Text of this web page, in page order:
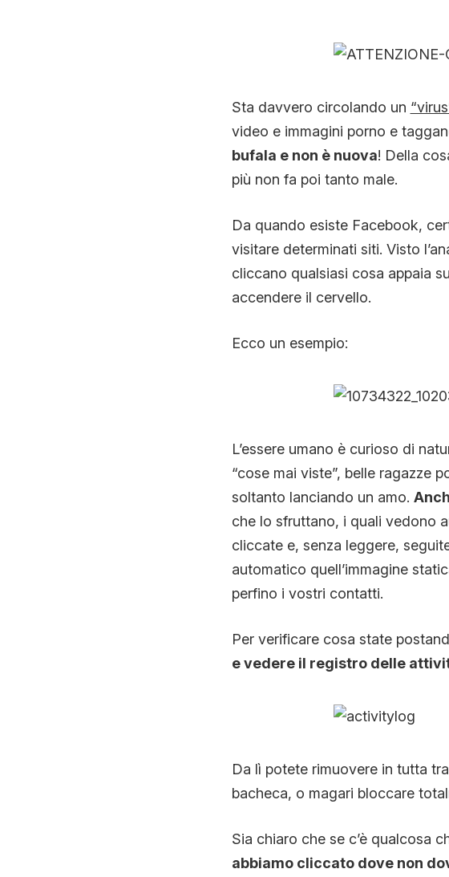
Sta davvero circolando un
video e immagini porno e
bufala e non è nuova! Della
più non fa poi tanto male.
Da quando esiste Facebook,
visitare determinati siti. Visto
cliccano qualsiasi cosa appaia
accendere il cervello.
Ecco un esempio:
L’essere umano è curioso di
“cose mai viste”, belle ragazze
soltanto lanciando un amo.
che lo sfruttano, i quali vedono
cliccate e, senza leggere,
automatico quell’immagine
perfino i vostri contatti.
Per verificare cosa state
e vedere il registro delle
Da lì potete rimuovere in tutta
bacheca, o magari bloccare
Sia chiaro che se c’è qualcosa
abbiamo cliccato dove non